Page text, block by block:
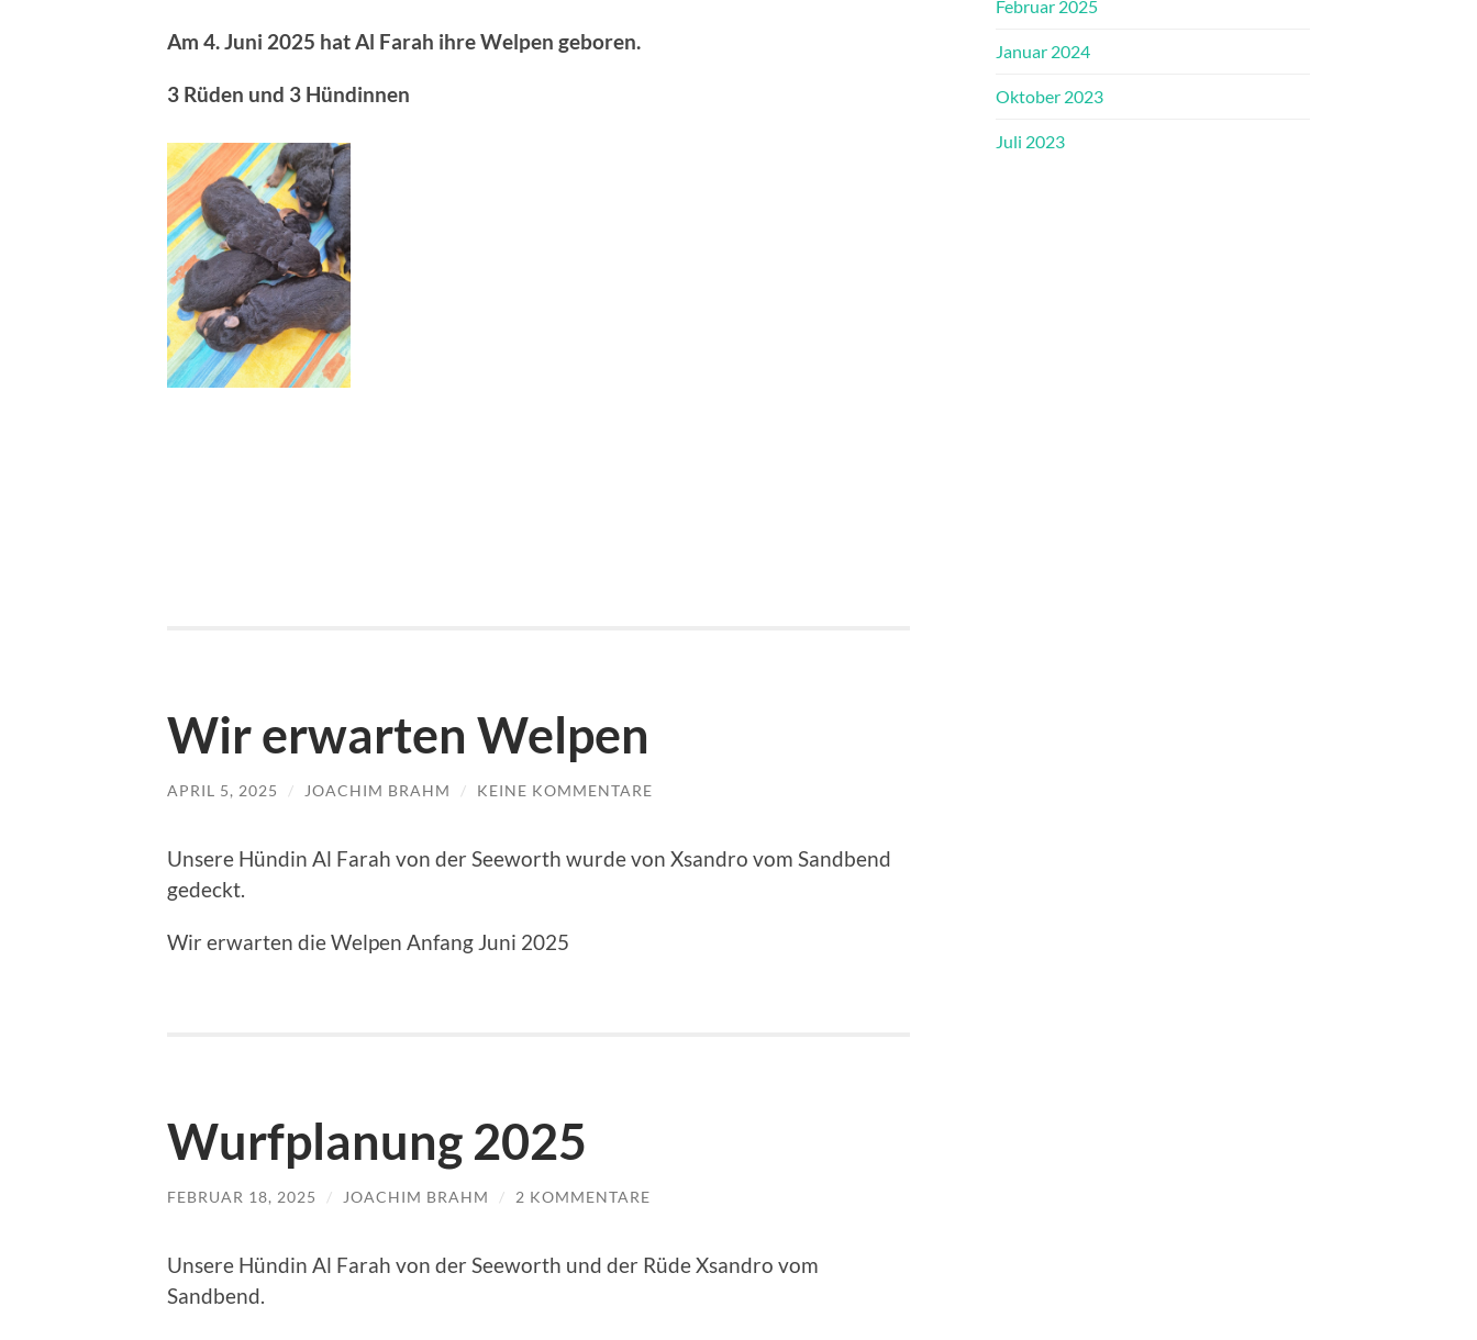
Am 4. Juni 2025 hat Al Farah ihre Welpen geboren.
3 Rüden und 3 Hündinnen
Wir erwarten Welpen
APRIL 5, 2025 / JOACHIM BRAHM / KEINE KOMMENTARE
Unsere Hündin Al Farah von der Seeworth wurde von Xsandro vom Sandbend
gedeckt.
Wir erwarten die Welpen Anfang Juni 2025
Wurfplanung 2025
FEBRUAR 18, 2025 / JOACHIM BRAHM / 2 KOMMENTARE
Unsere Hündin Al Farah von der Seeworth und der Rüde Xsandro vom
Sandbend.
Februar 2025
Januar 2024
Oktober 2023
Juli 2023